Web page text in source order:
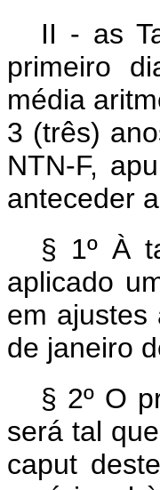
II - as
primeiro
média
3 (três)
NTN-F,
anteceder
§ 1º À
aplicado
em ajustes
de janeiro
§ 2º O
será tal
caput